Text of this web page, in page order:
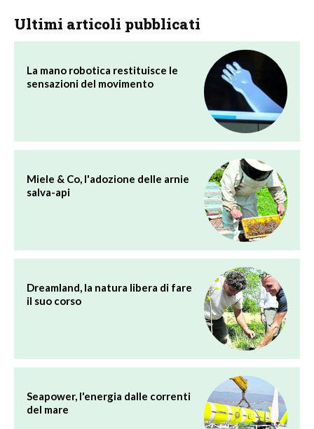
Ultimi articoli pubblicati
La mano robotica restituisce le
sensazioni del movimento
Miele & Co, l'adozione delle arnie
salva-api
Dreamland, la natura libera di fare
il suo corso
Seapower, l'energia dalle correnti
del mare